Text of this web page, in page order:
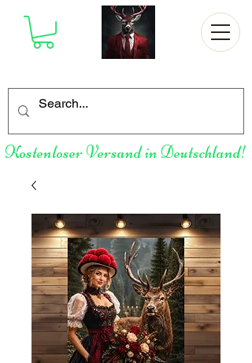
Kostenloser Versand in Deutschland!